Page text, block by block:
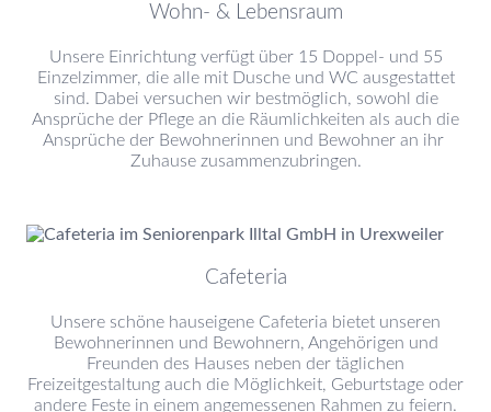
Wohn- & Lebensraum
Unsere Einrichtung verfügt über 15 Doppel- und 55
Einzelzimmer, die alle mit Dusche und WC ausgestattet
sind. Dabei versuchen wir bestmöglich, sowohl die
Ansprüche der Pflege an die Räumlichkeiten als auch die
Ansprüche der Bewohnerinnen und Bewohner an ihr
Zuhause zusammenzubringen.
Cafeteria
Unsere schöne hauseigene Cafeteria bietet unseren
Bewohnerinnen und Bewohnern, Angehörigen und
Freunden des Hauses neben der täglichen
Freizeitgestaltung auch die Möglichkeit, Geburtstage oder
andere Feste in einem angemessenen Rahmen zu feiern.